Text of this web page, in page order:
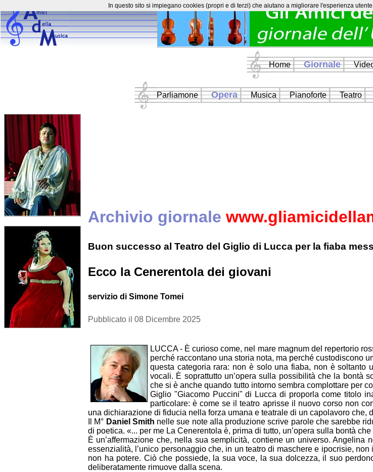
Home Giornale
Parliamone Opera Musica Pianoforte Teatro
Archivio giornale
Buon successo al Teatro del Giglio di Lucca per la fiaba
Ecco la Cenerentola dei giovani
servizio di Simone Tomei
Pubblicato il 08 Dicembre 2025
LUCCA - È curioso come, nel mare magnum del repertorio
perché raccontano una storia nota, ma perché custodiscono
questa categoria rara: non è solo una fiaba, non è soltanto
vocali. È soprattutto un’opera sulla possibilità che la bontà
che si è anche quando tutto intorno sembra complottare per
Giglio "Giacomo Puccini" di Lucca di proporla come titolo
particolare: è come se il teatro aprisse il nuovo corso non
una dichiarazione di fiducia nella forza umana e teatrale di un capolavoro che,
Il M° Daniel Smith nelle sue note alla produzione scrive parole che sarebbe
di poetica. «... per me La Cenerentola è, prima di tutto, un’opera sulla bontà
È un’affermazione che, nella sua semplicità, contiene un universo.
essenzialità, l’unico personaggio che, in un teatro di maschere e ipocrisie,
non ha potere. Ciò che possiede, la sua voce, la sua dolcezza, il suo
deliberatamente rimuove dalla scena.
In questo sito si impiegano cookies (propri e di terzi) che aiutano a migliorare l'esperienza